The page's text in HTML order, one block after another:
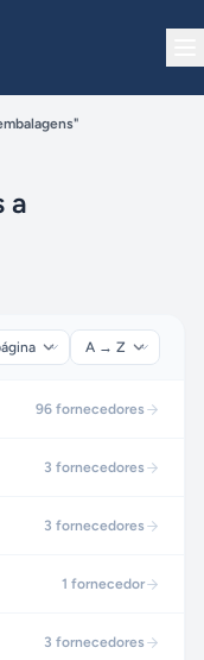
a
96 fornecedores
3 fornecedores
3 fornecedores
1 fornecedor
3 fornecedores